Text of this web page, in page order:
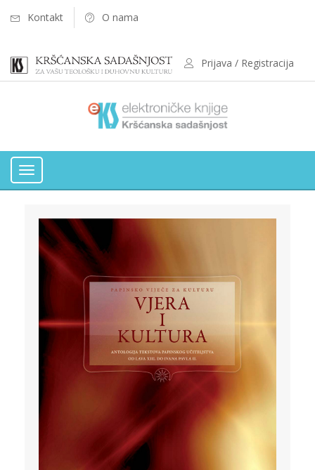
Kontakt O nama
Prijava / Registracija
Toggle